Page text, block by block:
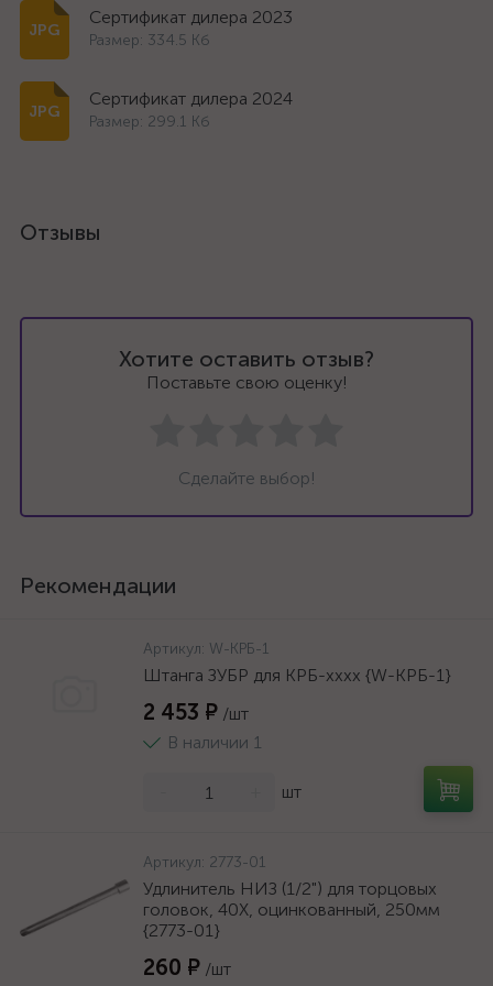
Сертификат дилера 2023
Размер: 334.5 Кб
Сертификат дилера 2024
Размер: 299.1 Кб
Отзывы
Хотите оставить отзыв?
Поставьте свою оценку!
Сделайте выбор!
Рекомендации
Артикул: W-КРБ-1
Штанга ЗУБР для КРБ-хххх {W-КРБ-1}
2 453 ₽ /шт
В наличии 1
шт
Артикул: 2773-01
Удлинитель НИЗ (1/2") для торцовых
головок, 40Х, оцинкованный, 250мм
{2773-01}
260 ₽ /шт